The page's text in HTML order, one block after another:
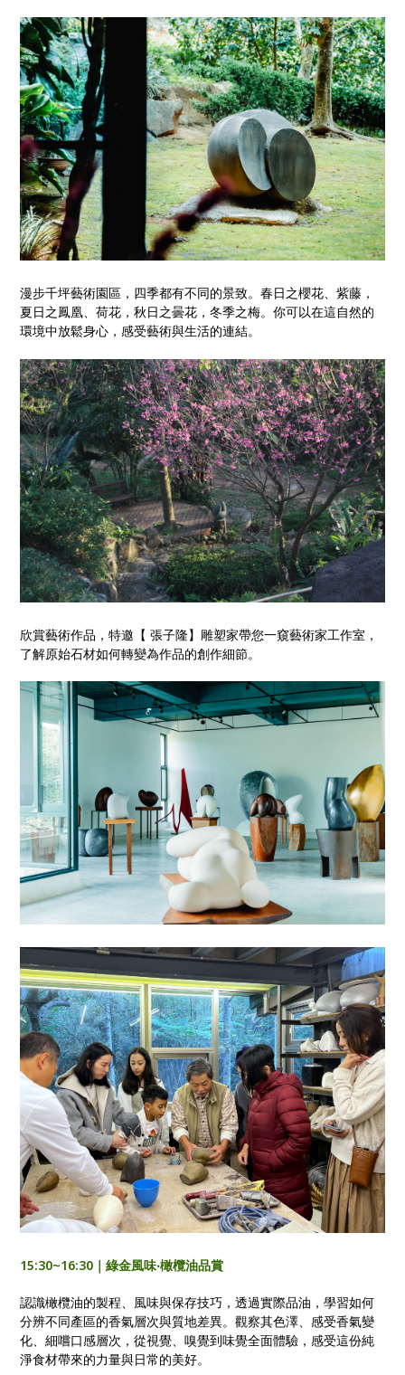
漫步千坪藝術園區，四季都有不同的景致。春日之櫻花、紫藤，
夏日之鳳凰、荷花，秋日之曇花，冬季之梅。你可以在這自然的
環境中放鬆身心，感受藝術與生活的連結。
欣賞藝術作品，特邀【 張子隆】雕塑家帶您一窺藝術家工作室，
了解原始石材如何轉變為作品的創作細節。
15:30~16:30｜綠金風味‧橄欖油品賞
認識橄欖油的製程、風味與保存技巧，透過實際品油，學習如何
分辨不同產區的香氣層次與質地差異。觀察其色澤、感受香氣變
化、細嚐口感層次，從視覺、嗅覺到味覺全面體驗，感受這份純
淨食材帶來的力量與日常的美好。